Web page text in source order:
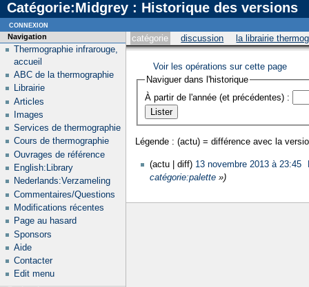
Catégorie:Midgrey : Historique des versions
catégorie discussion la librairie
Voir les opérations sur cette page
Naviguer dans l'historique
À partir de l'année (et précédentes) :
Légende : (actu) = différence avec la
(actu | diff) 13 novembre 2013 à 23:45‎
catégorie:palette»)
Navigation
Thermographie infrarouge,
accueil
ABC de la thermographie
Librairie
Articles
Images
Services de thermographie
Cours de thermographie
Ouvrages de référence
English:Library
Nederlands:Verzameling
Commentaires/Questions
Modifications récentes
Page au hasard
Sponsors
Aide
Contacter
Edit menu
connexion